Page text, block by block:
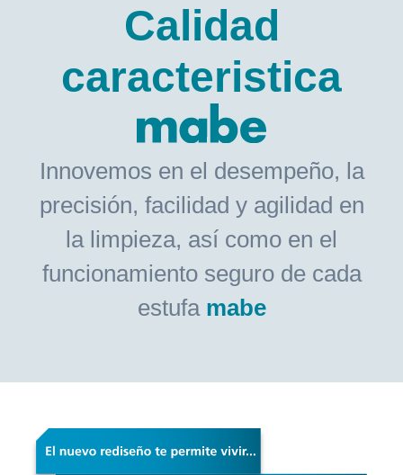
Calidad
caracteristica
Innovemos en el desempeño, la
precisión, facilidad y agilidad en
la limpieza, así como en el
funcionamiento seguro de cada
estufa mabe